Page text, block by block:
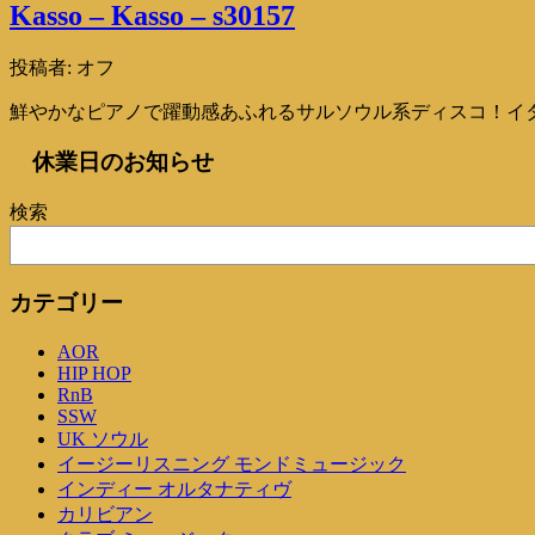
Kasso – Kasso – s30157
投稿者: オフ
鮮やかなピアノで躍動感あふれるサルソウル系ディスコ！イ
休業日のお知らせ
検索
カテゴリー
AOR
HIP HOP
RnB
SSW
UK ソウル
イージーリスニング モンドミュージック
インディー オルタナティヴ
カリビアン